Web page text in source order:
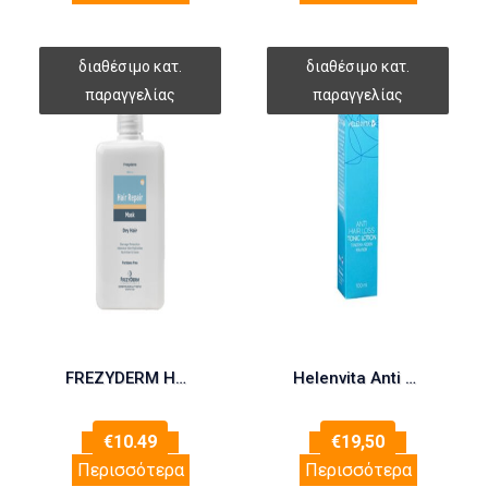
FREZYDERM HAIR REPAIR MASK 200ml
€10.49
Περισσότερα
Helenvita Anti Hair Loss Tonic Lotion 100ml (Τονωτική Λοσιόν Μαλλιών)
€19,50
Περισσότερα